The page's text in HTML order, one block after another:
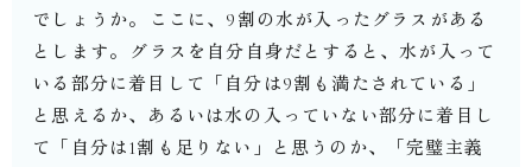
でしょうか。⁡ここに、9割の水が入ったグラスがある
とします。⁡グラスを自分自身だとすると、水が入って
いる部分に着目して「自分は9割も満たされている」
と思えるか、あるいは水の入っていない部分に着目し
て「自分は1割も足りない」と思うのか、「完璧主義